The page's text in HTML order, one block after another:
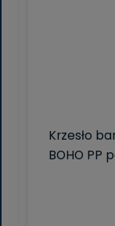
Krzesło
BOHO PP